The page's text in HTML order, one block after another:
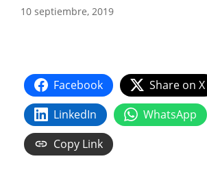
10 septiembre, 2019
Facebook
Share on X
LinkedIn
WhatsApp
Copy Link